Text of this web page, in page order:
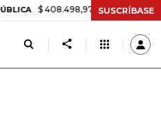
$ 408.498,97 +$ 8.753,81 +2,19%
SUSCRÍBASE